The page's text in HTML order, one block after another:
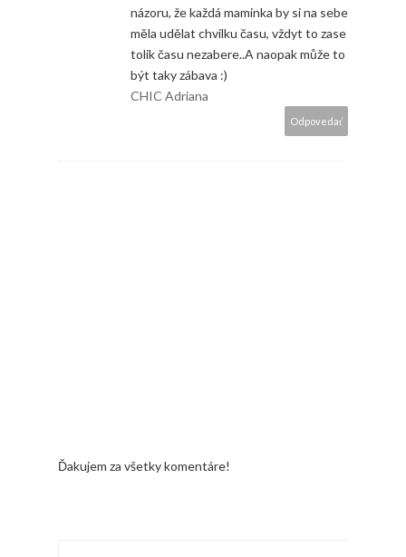
názoru, že každá maminka by si na sebe
měla udělat chvilku času, vždyt to zase
tolik času nezabere..A naopak může to
být taky zábava :)
CHIC Adriana
Odpovedať
Ďakujem za všetky komentáre!